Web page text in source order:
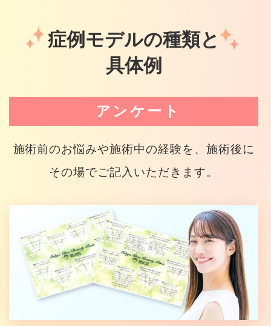
症例モデルの種類と
具体例
アンケート
施術前のお悩みや施術中の経験を、施術後に
その場でご記入いただきます。